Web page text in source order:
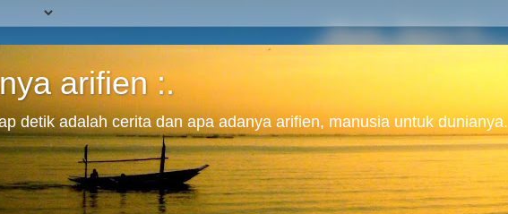
arifien :.
detik adalah cerita dan apa adanya arifien, manusia untuk dunianya.